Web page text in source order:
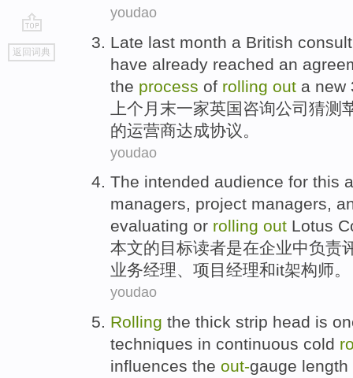
go
top
返回词典
youdao
Late last month a British
have already reached an
the process of rolling out a new
上个月 末一家英国 咨询公司 猜测
的运营商达成协议 。
youdao
The intended audience for this
managers, project managers,
evaluating or rolling out Lotus
本文的目标读者是在企业中负责
业务经理、 项目经理和it架构师。
youdao
Rolling the thick strip head is
techniques in continuous cold
influences the out-gauge length